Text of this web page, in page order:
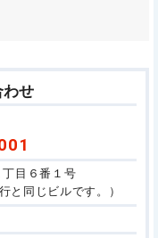
わせ
目６番１号
と同じビルです。）